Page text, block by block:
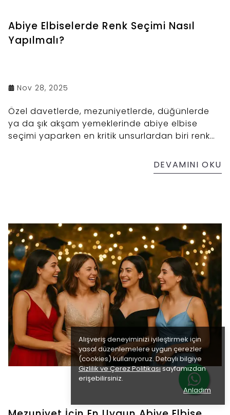
Alışveriş deneyiminizi iyileştirmek için
yasal düzenlemelere uygun çerezler
(cookies) kullanıyoruz. Detaylı bilgiye
Gizlilik ve Çerez Politikasısayfamızdan
erişebilirsiniz.
Anladım
Abiye Elbiselerde Renk Seçimi Nasıl
Yapılmalı?
Nov 28, 2025
Özel davetlerde, mezuniyetlerde, düğünlerde
ya da şık akşam yemeklerinde abiye elbise
seçimi yaparken en kritik unsurlardan biri renk
DEVAMINI OKU